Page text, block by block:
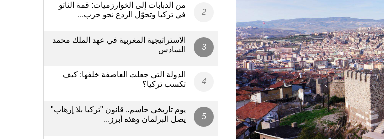
من الدبابات إلى الخوارزميات: قمة الناتو
في تركيا وتحوّل الردع نحو حرب...
الاستراتيجية المغربية في عهد الملك محمد
السادس
الدولة التي جعلت العاصفة خلفها: كيف
تكسب تركيا؟
يوم تاريخي حاسم.. قانون "تركيا بلا إرهاب"
يصل البرلمان وهذه أبرز...